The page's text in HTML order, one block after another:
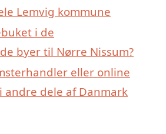
Lemvig kommune
i de
byer til Nørre Nissum?
eller online
andre dele af Danmark